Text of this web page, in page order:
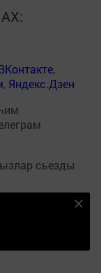
,
, Яндекс.Дзен